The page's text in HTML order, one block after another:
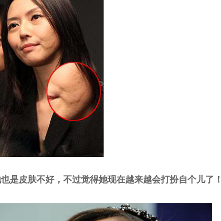
是皮肤不好，不过觉得她现在越来越会打扮自个儿了